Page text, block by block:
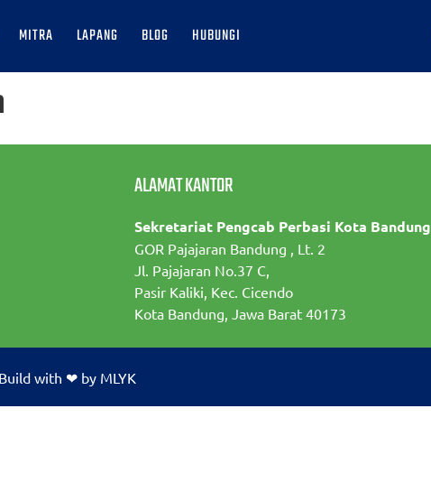
MITRA LAPANG BLOG HUBUNGI
ALAMAT KANTOR
Sekretariat Pengcab Perbasi Kota Bandung
GOR Pajajaran Bandung , Lt. 2
Jl. Pajajaran No.37 C,
Pasir Kaliki, Kec. Cicendo
Kota Bandung, Jawa Barat 40173
Build with ❤ by MLYK